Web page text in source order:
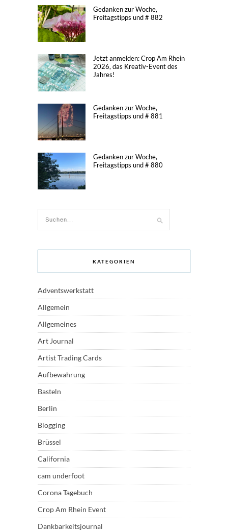
Gedanken zur Woche,
Freitagstipps und # 882
Jetzt anmelden: Crop Am Rhein
2026, das Kreativ-Event des
Jahres!
Gedanken zur Woche,
Freitagstipps und # 881
Gedanken zur Woche,
Freitagstipps und # 880
KATEGORIEN
Adventswerkstatt
Allgemein
Allgemeines
Art Journal
Artist Trading Cards
Aufbewahrung
Basteln
Berlin
Blogging
Brüssel
California
cam underfoot
Corona Tagebuch
Crop Am Rhein Event
Dankbarkeitsjournal